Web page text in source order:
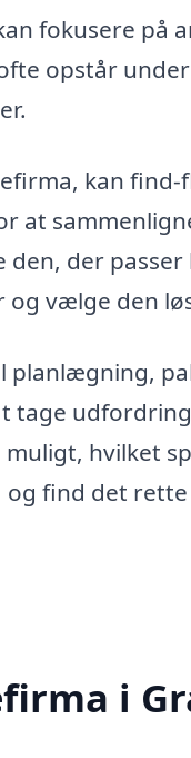
fokusere på
opstår
kan
at
der
vælge den
tage
hvilket
find det
i